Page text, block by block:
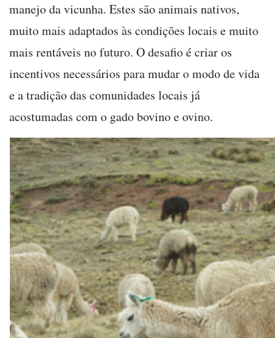
manejo da vicunha. Estes são animais nativos,
muito mais adaptados às condições locais e muito
mais rentáveis no futuro. O desafio é criar os
incentivos necessários para mudar o modo de vida
e a tradição das comunidades locais já
acostumadas com o gado bovino e ovino.